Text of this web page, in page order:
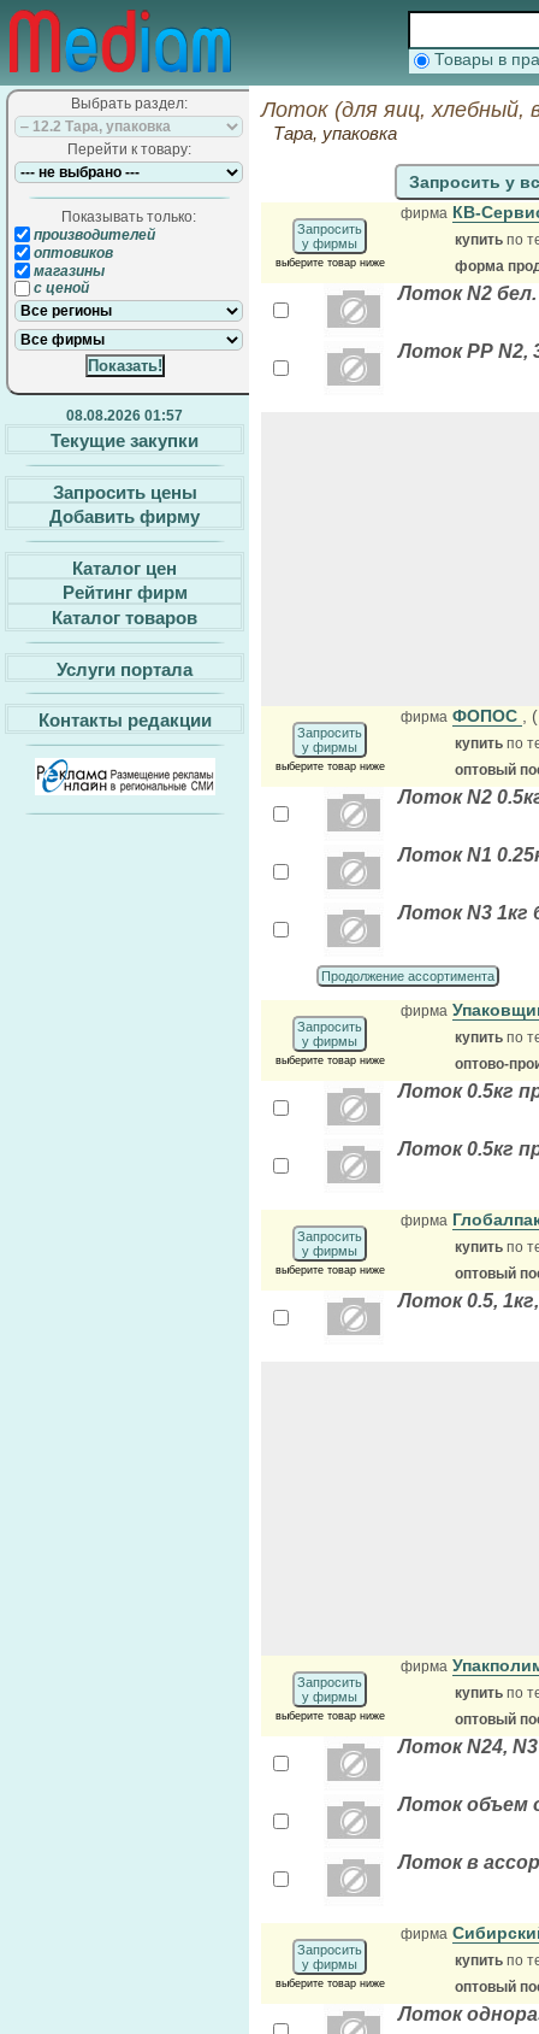
Товары в
Выбрать раздел:
Перейти к товару:
Показывать только:
производителей
оптовиков
магазины
с ценой
08.08.2026 01:57
Текущие закупки
Запросить цены
Добавить фирму
Каталог цен
Рейтинг фирм
Каталог товаров
Услуги портала
Контакты редакции
Лоток (для яиц, хлебный,
Тара, упаковка
Запросить у
Запросить
у фирмы
выберите товар ниже
фирма КВ-
купить по
форма
Лоток N2 бел.
Лоток РР N2,
Запросить
у фирмы
выберите товар ниже
фирма ФОПОС ,
купить по
оптовый
Лоток N2
Лоток N1
Лоток N3 1кг
Продолжение ассортимента
Запросить
у фирмы
выберите товар ниже
фирма
купить по
оптово-
Лоток 0.5кг
Лоток 0.5кг
Запросить
у фирмы
выберите товар ниже
фирма
купить по
оптовый
Лоток 0.5,
Запросить
у фирмы
выберите товар ниже
фирма
купить по
оптовый
Лоток N24,
Лоток объем
Лоток в
Запросить
у фирмы
выберите товар ниже
фирма
купить по
оптовый
Лоток